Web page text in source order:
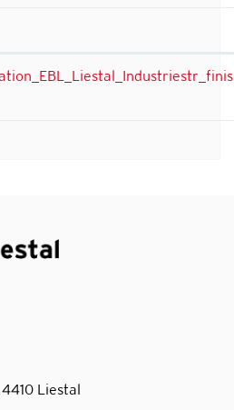
Liestal